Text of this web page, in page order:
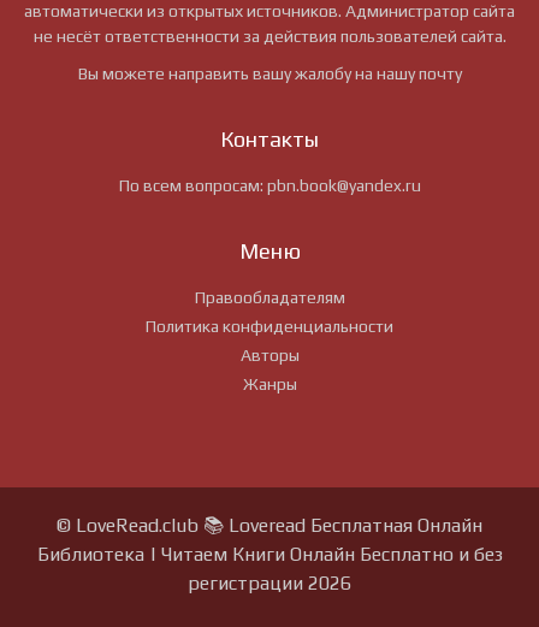
автоматически из открытых источников. Администратор сайта
не несёт ответственности за действия пользователей сайта.
Вы можете направить вашу жалобу на нашу почту
Контакты
По всем вопросам: pbn.book@yandex.ru
Меню
Правообладателям
Политика конфиденциальности
Авторы
Жанры
© LoveRead.club 📚 Loveread Бесплатная Онлайн
Библиотека | Читаем Книги Онлайн Бесплатно и без
регистрации 2026